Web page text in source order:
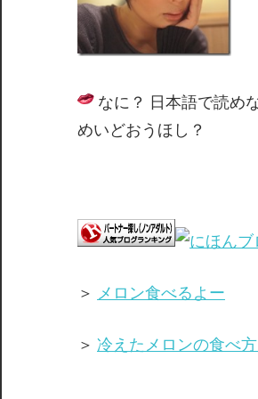
なに？ 日本語で読めな
めいどおうほし？
＞ メロン食べるよー
＞ 冷えたメロンの食べ